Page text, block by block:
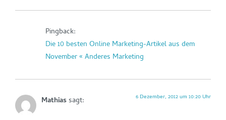
Pingback:
Die 10 besten Online Marketing-Artikel aus dem
November « Anderes Marketing
Mathiassagt: 6 Dezember, 2012 um 10:20 Uhr